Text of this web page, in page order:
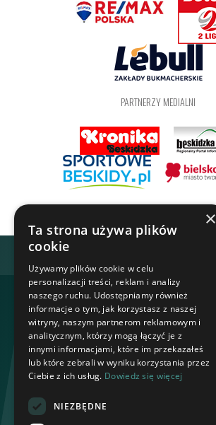
PARTNERZY MEDIALNI
×
Ta strona używa plików
cookie
Używamy plików cookie w celu
personalizacji treści, reklam i analizy
naszego ruchu. Udostępniamy również
informacje o tym, jak korzystasz z naszej
witryny, naszym partnerom reklamowym i
analitycznym, którzy mogą łączyć je z
innymi informacjami, które im przekazałeś
lub które zebrali w wyniku korzystania przez
Ciebie z ich usług. Dowiedz się więcej
NIEZBĘDNE